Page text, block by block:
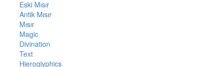
Eski Mısır
Antik Mısır
Mısır
Magic
Divination
Text
Hieroglyphics